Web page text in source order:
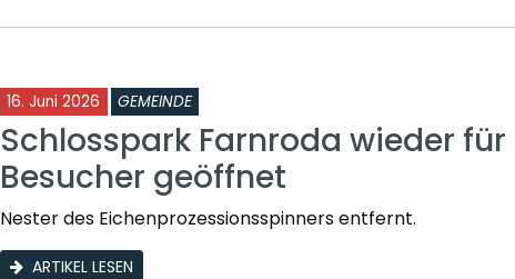
16. Juni 2026 GEMEINDE
Schlosspark Farnroda wieder für
Besucher geöffnet
Nester des Eichenprozessionsspinners entfernt.
ARTIKEL LESEN